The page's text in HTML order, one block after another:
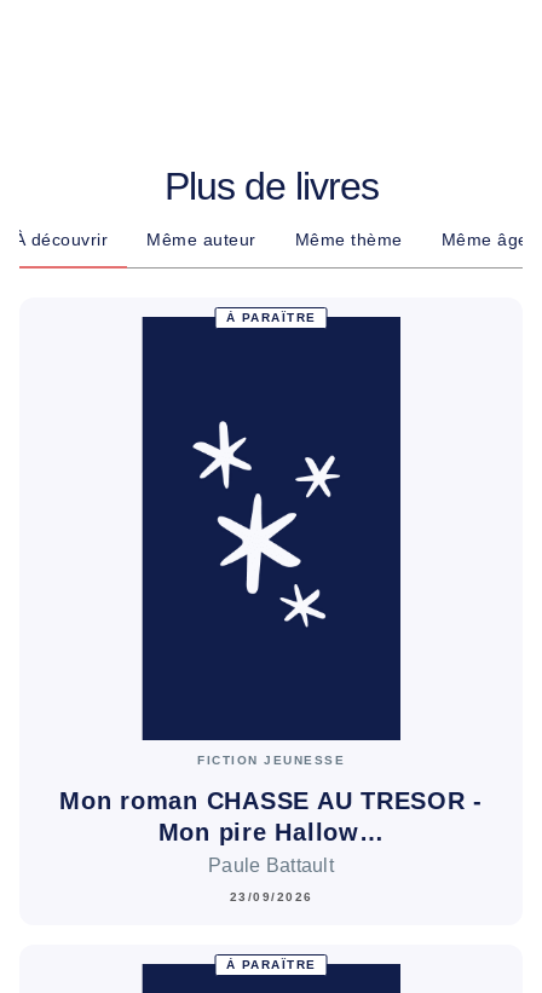
Plus de livres
À découvrir Même auteur Même thème Même âge
À PARAÎTRE
FICTION JEUNESSE
Mon roman CHASSE AU TRESOR -
Mon pire Hallow…
Paule Battault
23/09/2026
À PARAÎTRE